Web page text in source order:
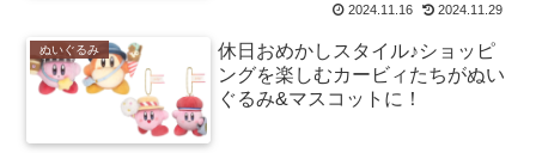
2024.11.16 2024.11.29
ぬいぐるみ
休日おめかしスタイル♪ショッピ
ングを楽しむカービィたちがぬい
ぐるみ&マスコットに！